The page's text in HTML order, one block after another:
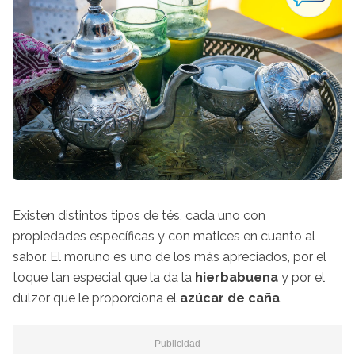
Existen distintos tipos de tés, cada uno con
propiedades específicas y con matices en cuanto al
sabor. El moruno es uno de los más apreciados, por el
toque tan especial que la da la hierbabuena y por el
dulzor que le proporciona el azúcar de caña.